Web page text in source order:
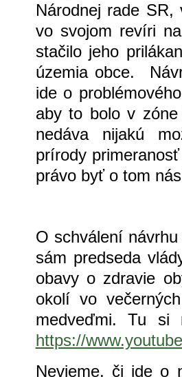
Národnej rade
vo svojom revíri
stačilo jeho
územia obce.
ide o
aby to bolo v
nedáva nijakú
prírody
právo byť o tom
O schválení
sám predseda
obavy o zdravie
okolí vo
medveďmi. Tu si
https://
Nevieme, či ide o